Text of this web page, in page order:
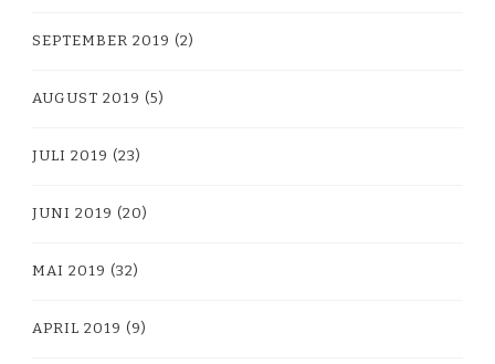
SEPTEMBER 2019 (2)
AUGUST 2019 (5)
JULI 2019 (23)
JUNI 2019 (20)
MAI 2019 (32)
APRIL 2019 (9)